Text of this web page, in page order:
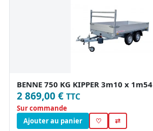
BENNE 750 KG KIPPER 3m10 x 1m54
2 869,00 € TTC
Sur commande
Ajouter au panier
♡ ⇄